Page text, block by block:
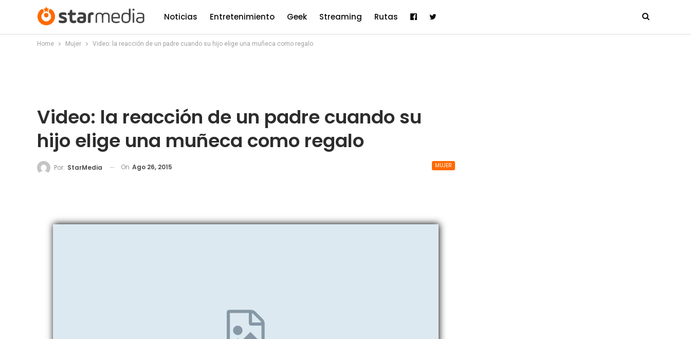
Noticias Entretenimiento Geek Streaming Rutas
Home Mujer Video: la reacción de un padre cuando su hijo elige una muñeca como regalo
Video: la reacción de un padre cuando su
hijo elige una muñeca como regalo
MUJER
Por: StarMedia On Ago 26, 2015